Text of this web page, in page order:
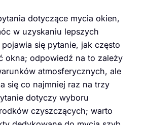
dotyczące mycia okien,
w uzyskaniu lepszych
się pytanie, jak często
okna; odpowiedź na to zależy
atmosferycznych, ale
się co najmniej raz na trzy
dotyczy wyboru
czyszczących; warto